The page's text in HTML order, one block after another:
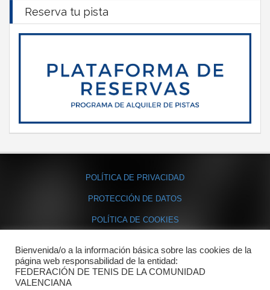
Reserva tu pista
POLÍTICA DE PRIVACIDAD
PROTECCIÓN DE DATOS
POLÍTICA DE COOKIES
Contacto
Dónde estamos
Bienvenida/o a la información básica sobre las cookies de la
página web responsabilidad de la entidad:
FEDERACIÓN DE TENIS DE LA COMUNIDAD
VALENCIANA